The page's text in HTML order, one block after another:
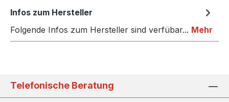
Infos zum Hersteller
Folgende Infos zum Hersteller sind verfübar... Mehr
Telefonische Beratung